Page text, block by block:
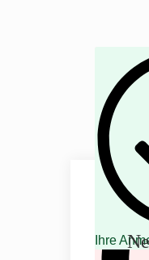
Ihre